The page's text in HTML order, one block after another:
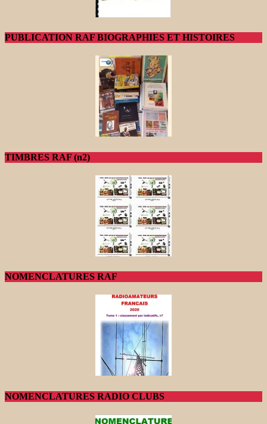
PUBLICATION RAF BIOGRAPHIES ET HISTOIRES
TIMBRES RAF (n2)
NOMENCLATURES RAF
NOMENCLATURES RADIO CLUBS